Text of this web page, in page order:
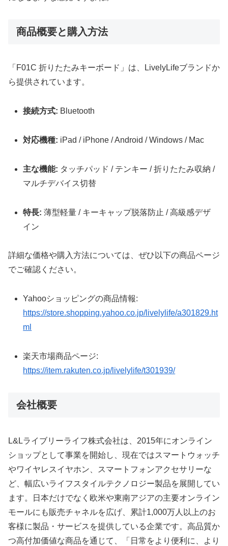
商品概要と購入方法
「F01C 折りたたみキーボード」は、LivelyLifeブランドか
ら提供されています。
接続方式: Bluetooth
対応機種: iPad / iPhone / Android / Windows / Mac
主な機能: タッチパッド / テンキー / 折りたたみ収納 /
マルチデバイス切替
特長: 薄型軽量 / キーキャップ脱落防止 / 高級感デザ
イン
詳細な価格や購入方法については、ぜひ以下の商品ページ
でご確認ください。
Yahooショッピングの商品情報:
https://store.shopping.yahoo.co.jp/livelylife/a301829.ht
ml
楽天市場商品ページ:
https://item.rakuten.co.jp/livelylife/t301939/
会社概要
L&Lライブリーライフ株式会社は、2015年にオンライン
ショップとして事業を開始し、現在ではスマートウォッチ
やワイヤレスイヤホン、スマートフォンアクセサリーな
ど、幅広いライフスタイルテクノロジー製品を展開してい
ます。日本だけでなく欧米や東南アジアの主要オンライン
モールにも販売チャネルを広げ、累計1,000万人以上のお
客様に製品・サービスを提供している企業です。高品質か
つ高付加価値な商品を通じて、「日常をより便利に、より